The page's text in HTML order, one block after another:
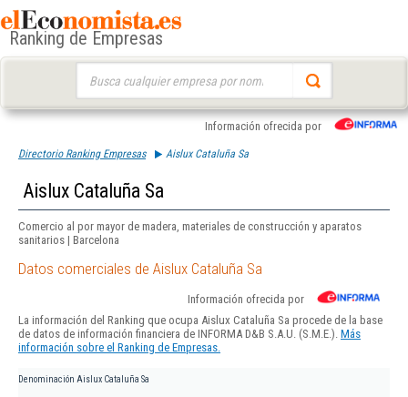
Ranking de Empresas
Información ofrecida por
Directorio Ranking Empresas Aislux Cataluña Sa
Aislux Cataluña Sa
Comercio al por mayor de madera, materiales de construcción y aparatos
sanitarios | Barcelona
Datos comerciales de Aislux Cataluña Sa
Información ofrecida por
La información del Ranking que ocupa Aislux Cataluña Sa procede de la base
de datos de información financiera de INFORMA D&B S.A.U. (S.M.E.). Más
información sobre el Ranking de Empresas.
Denominación Aislux Cataluña Sa